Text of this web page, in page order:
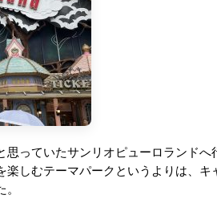
思っていたサンリオピューロランド
楽しむテーマパークというよりは、